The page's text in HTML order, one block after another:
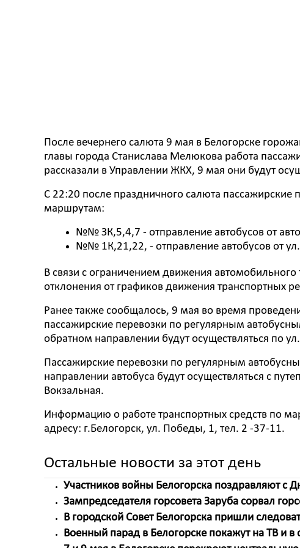
После вечернего салюта 9 мая в Белогорске
главы города Станислава Мелюкова работа
рассказали в Управлении ЖКХ, 9 мая они будут
С 22:20 после праздничного салюта пассажирские
маршрутам:
№№ ЗК,5,4,7 - отправление автобусов от
№№ 1К,21,22, - отправление автобусов от
В связи с ограничением движения
отклонения от графиков движения транспортных
Ранее также сообщалось, 9 мая во время
пассажирские перевозки по регулярным
обратном направлении будут осуществляться по
Пассажирские перевозки по регулярным
направлении автобуса будут осуществляться с
Вокзальная.
Информацию о работе транспортных средств по
адресу: г.Белогорск, ул. Победы, 1, тел. 2 -37-11.
Остальные новости за этот день
Участников войны Белогорска поздравляют с
Зампредседателя горсовета Заруба сорвал
В городской Совет Белогорска пришли
Военный парад в Белогорске покажут на ТВ и в